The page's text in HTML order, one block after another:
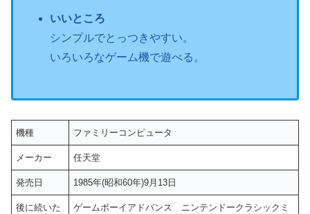
いいところ
シンプルでとっつきやすい。
いろいろなゲーム機で遊べる。
機種 ファミリーコンピュータ
メーカー 任天堂
発売日 1985年(昭和60年)9月13日
後に続いた
ゲームボーイアドバンス ニンテンドークラシックミ